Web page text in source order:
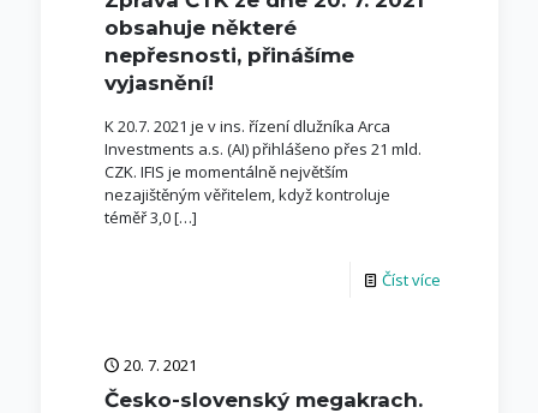
obsahuje některé
nepřesnosti, přinášíme
vyjasnění!
K 20.7. 2021 je v ins. řízení dlužníka Arca
Investments a.s. (AI) přihlášeno přes 21 mld.
CZK. IFIS je momentálně největším
nezajištěným věřitelem, když kontroluje
téměř 3,0[…]
Číst více
20. 7. 2021
Česko-slovenský megakrach.